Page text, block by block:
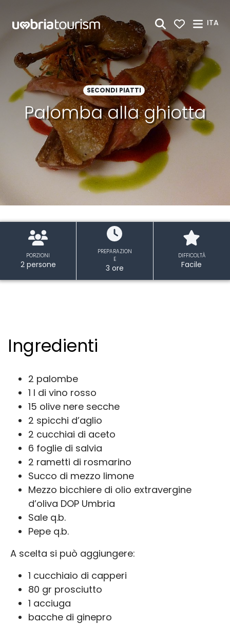
ITA
SECONDI PIATTI
Palomba alla ghiotta
PORZIONI
2 persone
PREPARAZION
E
3 ore
DIFFICOLTÀ
Facile
Ingredienti
2 palombe
1 l di vino rosso
15 olive nere secche
2 spicchi d’aglio
2 cucchiai di aceto
6 foglie di salvia
2 rametti di rosmarino
Succo di mezzo limone
Mezzo bicchiere di olio extravergine
d’oliva DOP Umbria
Sale q.b.
Pepe q.b.
A scelta si può aggiungere:
1 cucchiaio di capperi
80 gr prosciutto
1 acciuga
bacche di ginepro